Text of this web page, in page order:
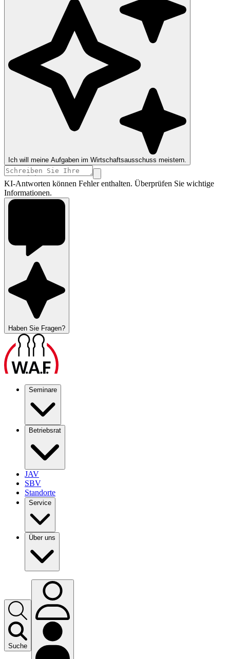
Ich will meine Aufgaben im Wirtschaftsausschuss meistern.
KI-Antworten können Fehler enthalten. Überprüfen Sie wichtige
Informationen.
Haben Sie Fragen?
Seminare
Betriebsrat
JAV
SBV
Standorte
Service
Über uns
Suche